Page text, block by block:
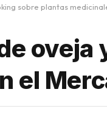
sobre plantas
el